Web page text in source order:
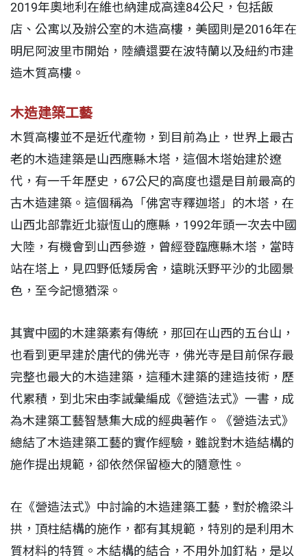
2019年奧地利在維也納建成高達84公尺，包括飯
店、公寓以及辦公室的木造高樓，美國則是2016年在
明尼阿波里市開始，陸續還要在波特蘭以及紐約市建
造木質高樓。
木造建築工藝
木質高樓並不是近代產物，到目前為止，世界上最古
老的木造建築是山西應縣木塔，這個木塔始建於遼
代，有一千年歷史，67公尺的高度也還是目前最高的
古木造建築。這個稱為「佛宮寺釋迦塔」的木塔，在
山西北部靠近北嶽恆山的應縣，1992年頭一次去中國
大陸，有機會到山西參遊，曾經登臨應縣木塔，當時
站在塔上，見四野低矮房舍，遠眺沃野平沙的北國景
色，至今記憶猶深。
其實中國的木建築素有傳統，那回在山西的五台山，
也看到更早建於唐代的佛光寺，佛光寺是目前保存最
完整也最大的木造建築，這種木建築的建造技術，歷
代累積，到北宋由李誡彙編成《營造法式》一書，成
為木建築工藝智慧集大成的經典著作。《營造法式》
總結了木造建築工藝的實作經驗，雖說對木造結構的
施作提出規範，卻依然保留極大的隨意性。
在《營造法式》中討論的木造建築工藝，對於檐梁斗
拱，頂柱結構的施作，都有其規範，特別的是利用木
質材料的特質。木結構的結合，不用外加釘粘，是以